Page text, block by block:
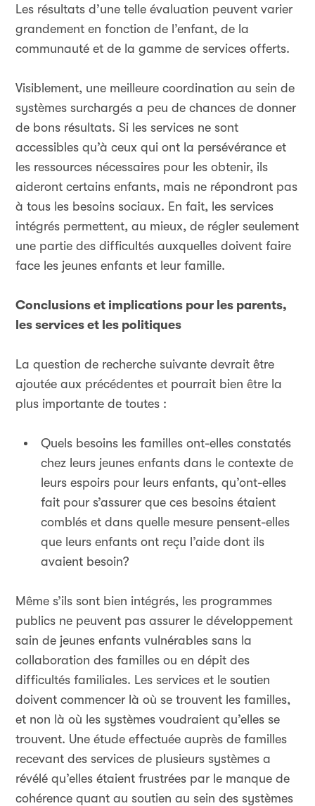
Les résultats d’une telle évaluation peuvent varier
grandement en fonction de l’enfant, de la
communauté et de la gamme de services offerts.
Visiblement, une meilleure coordination au sein de
systèmes surchargés a peu de chances de donner
de bons résultats. Si les services ne sont
accessibles qu’à ceux qui ont la persévérance et
les ressources nécessaires pour les obtenir, ils
aideront certains enfants, mais ne répondront pas
à tous les besoins sociaux. En fait, les services
intégrés permettent, au mieux, de régler seulement
une partie des difficultés auxquelles doivent faire
face les jeunes enfants et leur famille.
Conclusions et implications pour les parents,
les services et les politiques
La question de recherche suivante devrait être
ajoutée aux précédentes et pourrait bien être la
plus importante de toutes :
Quels besoins les familles ont-elles constatés
chez leurs jeunes enfants dans le contexte de
leurs espoirs pour leurs enfants, qu’ont-elles
fait pour s’assurer que ces besoins étaient
comblés et dans quelle mesure pensent-elles
que leurs enfants ont reçu l’aide dont ils
avaient besoin?
Même s’ils sont bien intégrés, les programmes
publics ne peuvent pas assurer le développement
sain de jeunes enfants vulnérables sans la
collaboration des familles ou en dépit des
difficultés familiales. Les services et le soutien
doivent commencer là où se trouvent les familles,
et non là où les systèmes voudraient qu’elles se
trouvent. Une étude effectuée auprès de familles
recevant des services de plusieurs systèmes a
révélé qu’elles étaient frustrées par le manque de
cohérence quant au soutien au sein des systèmes